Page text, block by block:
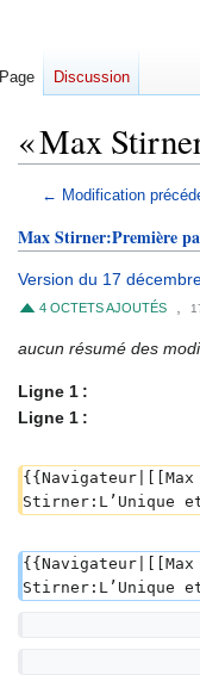
« Max
Aller
la
navigation
Aller
la
recherche
← Modification
Max Stirner:Première
Version du 17
4 OCTETS AJOUTÉS
aucun résumé des
Ligne 1 :
Ligne 1 :
Stirner:L’Unique
Stirner:L’Unique
Page Discussion